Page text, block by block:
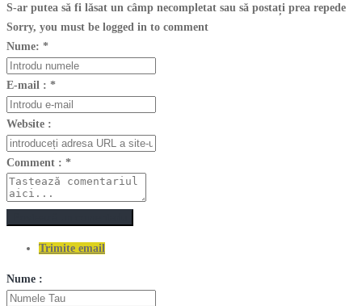
S-ar putea să fi lăsat un câmp necompletat sau să postați prea repede
Sorry, you must be logged in to comment
Nume: *
E-mail : *
Website :
Comment : *
Trimite email
Nume :